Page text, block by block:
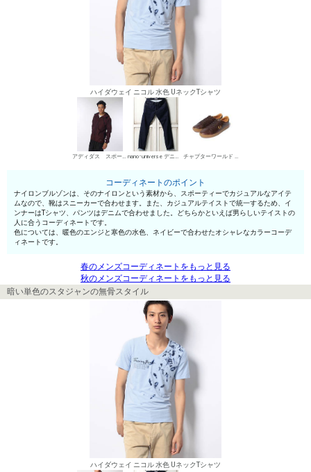
ハイダウェイ ニコル 水色 UネックTシャツ
アディダス スポーツパフォーマンス ナイロンブルゾン nano･universe デニムパンツ・ジーンズ チャプターワールド ローカットスニーカー
コーディネートのポイント
ナイロンブルゾンは、そのナイロンという素材から、スポーティーでカジュアルなアイテ
ムなので、靴はスニーカーで合わせます。また、カジュアルテイストで統一するため、イ
ンナーはTシャツ、パンツはデニムで合わせました。どちらかといえば男らしいテイストの
人に合うコーディネートです。
色については、暖色のエンジと寒色の水色、ネイビーで合わせたオシャレなカラーコーデ
ィネートです。
春のメンズコーディネートをもっと見る
秋のメンズコーディネートをもっと見る
暗い単色のスタジャンの無骨スタイル
ハイダウェイ ニコル 水色 UネックTシャツ